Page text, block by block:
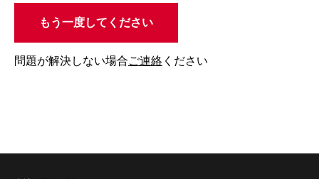
もう一度してください
問題が解決しない場合ご連絡 ください